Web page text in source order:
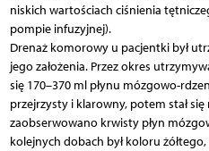
niskich wartościach ciśnienia
pompie infuzyjnej).
Drenaż komorowy u pacjentki był
jego założenia. Przez okres
się 170–370 ml płynu mózgowo-
przejrzysty i klarowny, potem stał
zaobserwowano krwisty płyn
kolejnych dobach był koloru